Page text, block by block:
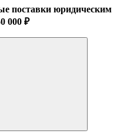
поставки юридическим
000 ₽